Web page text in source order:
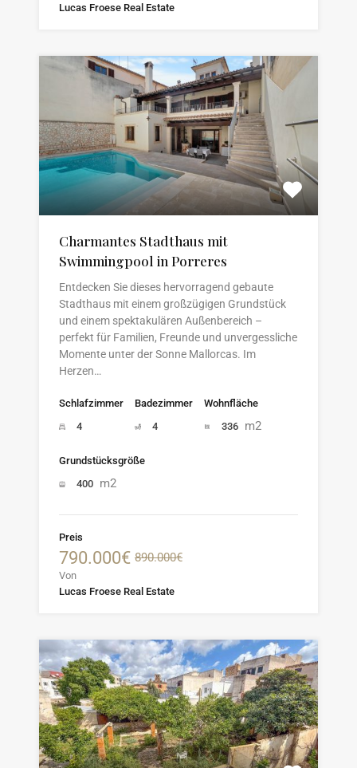
Lucas Froese Real Estate
Charmantes Stadthaus mit
Swimmingpool in Porreres
Entdecken Sie dieses hervorragend gebaute
Stadthaus mit einem großzügigen Grundstück
und einem spektakulären Außenbereich –
perfekt für Familien, Freunde und unvergessliche
Momente unter der Sonne Mallorcas. Im
Herzen…
Schlafzimmer
4
Badezimmer
4
Wohnfläche
336 m2
Grundstücksgröße
400 m2
Preis
790.000€ 890.000€
Von
Lucas Froese Real Estate